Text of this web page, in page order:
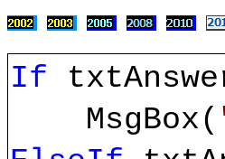
If
MsgBox(